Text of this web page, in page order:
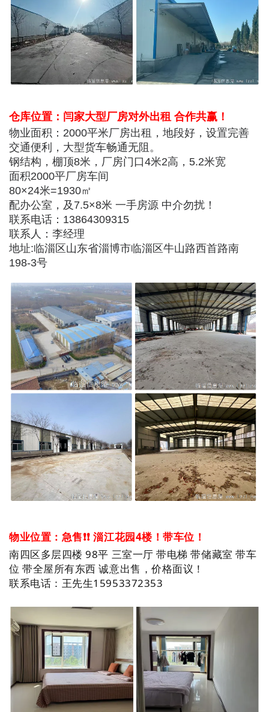
仓库位置：闫家大型厂房对外出租 合作共赢！
物业面积：2000平米厂房出租，地段好，设置完善
交通便利，大型货车畅通无阻。
钢结构，棚顶8米，厂房门口4米2高，5.2米宽
面积2000平厂房车间
80×24米=1930㎡
配办公室，及7.5×8米 一手房源 中介勿扰！
联系电话：13864309315
联系人：李经理
地址:临淄区山东省淄博市临淄区牛山路西首路南
198-3号
物业位置：急售❗️❗️ 淄江花园4楼！带车位！
南四区多层四楼 98平 三室一厅 带电梯 带储藏室 带车
位 带全屋所有东西 诚意出售，价格面议！
联系电话：王先生15953372353